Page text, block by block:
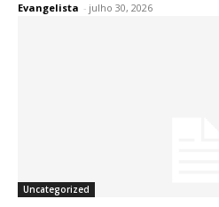
Evangelista - julho 30, 2026
Uncategorized